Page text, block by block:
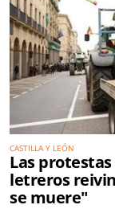
CASTILLA Y LEÓN
Las
letreros
se muere"